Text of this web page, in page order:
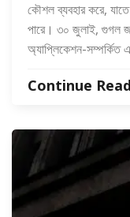
কৌশল ব্যবহার করে, যাতে
পারে। ৩০ জুলাই, গুগল
অ্যাপ্লিকেশন-সম্পর্কিত
Continue